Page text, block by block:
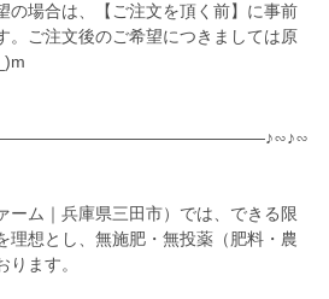
の場合は、【ご注文を頂く前】に事前
。ご注文後のご希望につきましては原
ーム｜兵庫県三田市）では、できる限
理想とし、無施肥・無投薬（肥料・農
ます。